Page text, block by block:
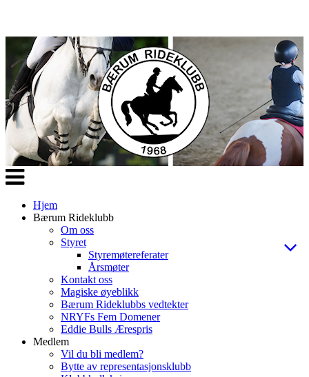
Veksle
navigasjon
Hjem
Bærum Rideklubb
Om oss
Styret
Styremøtereferater
Årsmøter
Kontakt oss
Magiske øyeblikk
Bærum Rideklubbs vedtekter
NRYFs Fem Domener
Eddie Bulls Ærespris
Medlem
Vil du bli medlem?
Bytte av representasjonsklubb